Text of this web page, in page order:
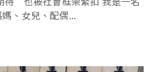
、女兒、配偶...